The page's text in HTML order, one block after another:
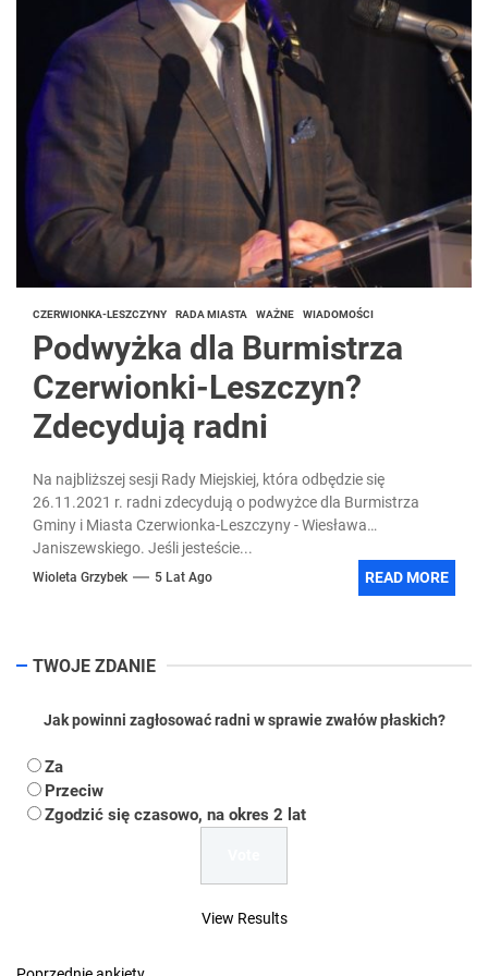
CZERWIONKA-LESZCZYNY RADA MIASTA WAŻNE WIADOMOŚCI
Podwyżka dla Burmistrza
Czerwionki-Leszczyn?
Zdecydują radni
Na najbliższej sesji Rady Miejskiej, która odbędzie się
26.11.2021 r. radni zdecydują o podwyżce dla Burmistrza
Gminy i Miasta Czerwionka-Leszczyny - Wiesława
Janiszewskiego. Jeśli jesteście...
Wioleta Grzybek 5 Lat Ago READ MORE
TWOJE ZDANIE
Jak powinni zagłosować radni w sprawie zwałów płaskich?
Za
Przeciw
Zgodzić się czasowo, na okres 2 lat
View Results